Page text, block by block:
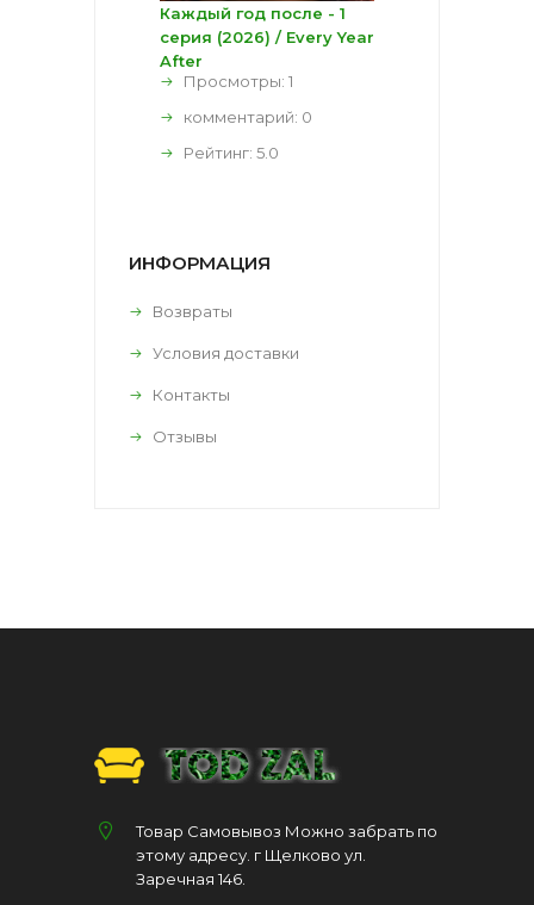
Каждый год после - 1
серия (2026) / Every Year
After
Просмотры: 1
комментарий: 0
Рейтинг: 5.0
ИНФОРМАЦИЯ
Возвраты
Условия доставки
Контакты
Отзывы
Товар Самовывоз Можно забрать по
этому адресу. г Щелково ул.
Заречная 146.